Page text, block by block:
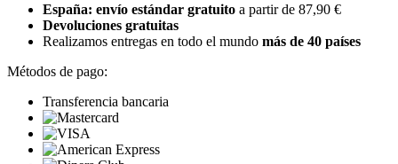
España: envío estándar gratuito a partir de 87,90 €
Devoluciones gratuitas
Realizamos entregas en todo el mundo más de 40 países
Métodos de pago:
Transferencia bancaria